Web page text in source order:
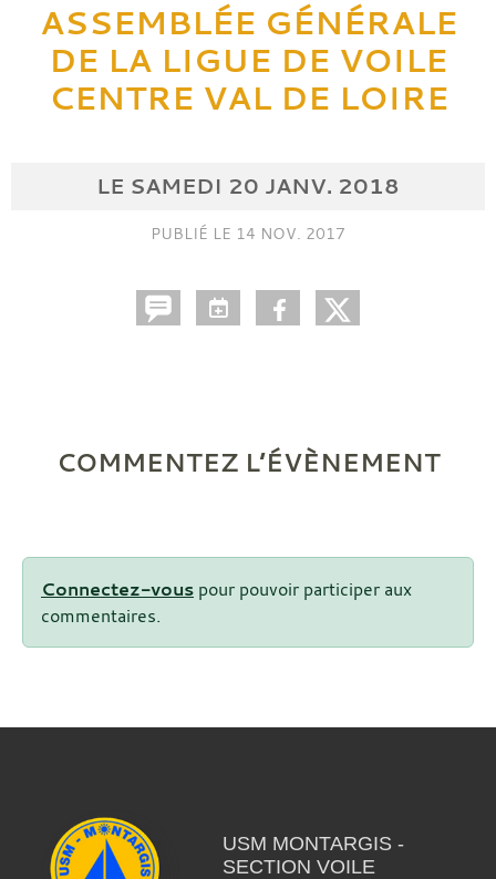
ASSEMBLÉE GÉNÉRALE
DE LA LIGUE DE VOILE
CENTRE VAL DE LOIRE
LE SAMEDI 20 JANV. 2018
PUBLIÉ LE 14 NOV. 2017
COMMENTEZ L’ÉVÈNEMENT
Connectez-vous pour pouvoir participer aux
commentaires.
USM MONTARGIS -
SECTION VOILE